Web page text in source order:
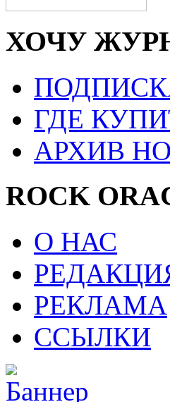
ХОЧУ
ГДЕ
АРХИВ
ROCK
О НАС
РЕКЛАМА
ССЫЛКИ